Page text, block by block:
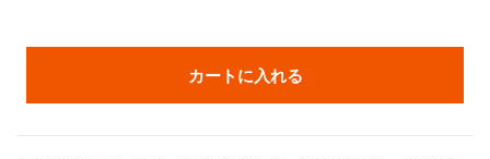
カートに入れる